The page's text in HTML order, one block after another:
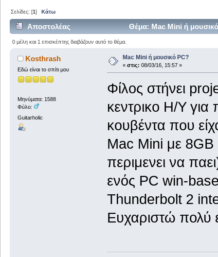
Σελίδες: [1]Κάτω
Αποστολέας Θέμα: Mac Mini ή
0 μέλη και 1 επισκέπτης διαβάζουν αυτό το θέμα.
Kosthrash
Εδώ είναι το σπίτι μου
Μηνύματα: 1588
Φύλο:
Guitarholic
Mac Mini ή μουσικό PC?
« στις: 08/03/16, 15:57 »
Φίλος στήνει
κεντρικο Η/Υ
κουβέντα που
Mac Mini με 8GB
περιμενει να
ενός PC win-
Thunderbolt 2
Ευχαριστώ πολύ